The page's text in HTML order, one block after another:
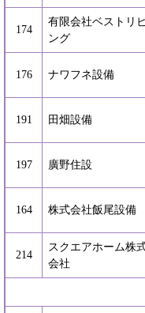
174
有限会社ベストリ
ング
176 ナワフネ設備
191 田畑設備
197 廣野住設
164 株式会社飯尾設備
214
スクエアホーム株
会社